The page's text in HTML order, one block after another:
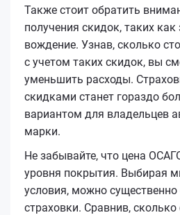
Также стоит обратить
получения скидок, таких как
вождение. Узнав, сколько
с учетом таких скидок, вы
уменьшить расходы.
скидками станет гораздо
вариантом для владельцев
марки.
Не забывайте, что цена
уровня покрытия. Выбирая
условия, можно существенно
страховки. Сравнив, сколько